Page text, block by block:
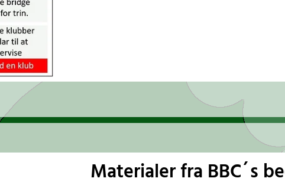
Materialer fra BBC´s